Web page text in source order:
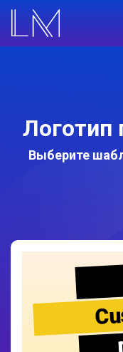
Логотип
Выберите